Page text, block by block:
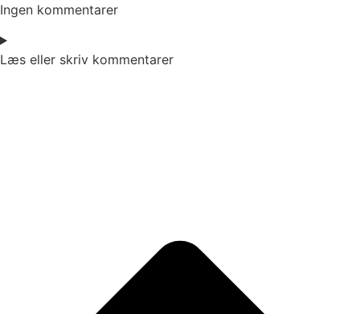
Ingen kommentarer
Læs eller skriv kommentarer